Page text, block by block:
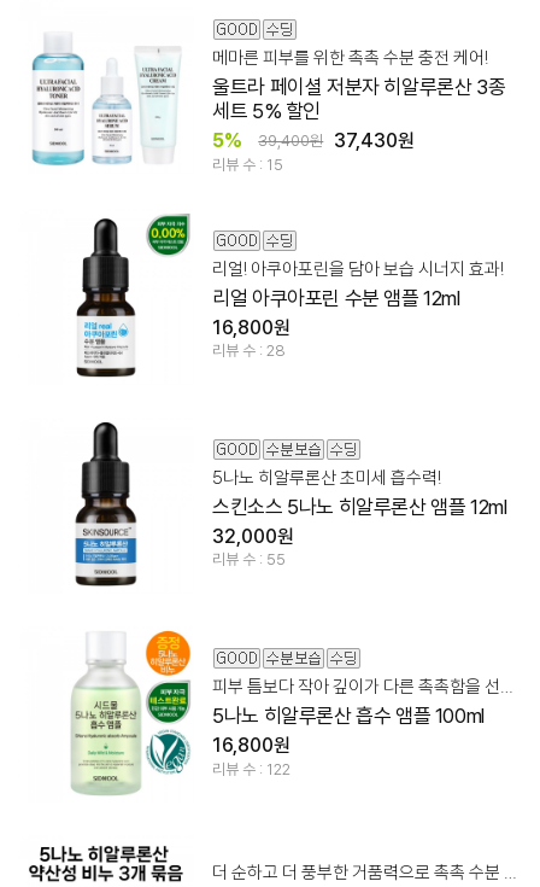
메마른 피부를 위한 촉촉 수분 충전 케어!
울트라 페이셜 저분자 히알루론산 3종
세트 5% 할인
5% 39,400원 37,430원
리뷰 수 : 15
리얼! 아쿠아포린을 담아 보습 시너지 효과!
리얼 아쿠아포린 수분 앰플 12ml
16,800원
리뷰 수 : 28
5나노 히알루론산 초미세 흡수력!
스킨소스 5나노 히알루론산 앰플 12ml
32,000원
리뷰 수 : 55
피부 틈보다 작아 깊이가 다른 촉촉함을 선사하는 흡수 앰플
5나노 히알루론산 흡수 앰플 100ml
16,800원
리뷰 수 : 122
더 순하고 더 풍부한 거품력으로 촉촉 수분 영양 클렌징!